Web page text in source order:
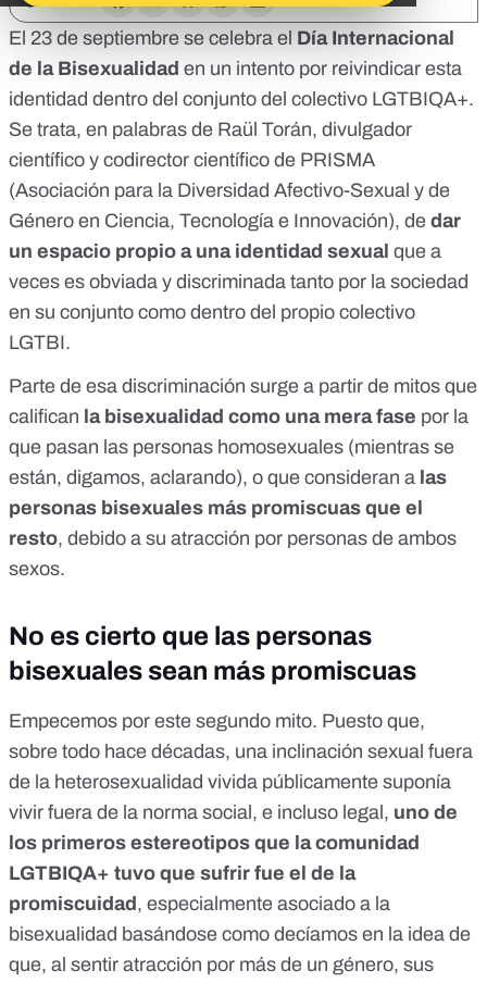
El 23 de septiembre se celebra el Día Internacional
de la Bisexualidad en un intento por reivindicar esta
identidad dentro del conjunto del colectivo LGTBIQA+.
Se trata, en palabras de Raül Torán, divulgador
científico y codirector científico de PRISMA
(Asociación para la Diversidad Afectivo-Sexual y de
Género en Ciencia, Tecnología e Innovación), de dar
un espacio propio a una identidad sexual que a
veces es obviada y discriminada tanto por la sociedad
en su conjunto como dentro del propio colectivo
LGTBI.
Parte de esa discriminación surge a partir de mitos que
califican la bisexualidad como una mera fase por la
que pasan las personas homosexuales (mientras se
están, digamos, aclarando), o que consideran a las
personas bisexuales más promiscuas que el
resto, debido a su atracción por personas de ambos
sexos.
No es cierto que las personas
bisexuales sean más promiscuas
Empecemos por este segundo mito. Puesto que,
sobre todo hace décadas, una inclinación sexual fuera
de la heterosexualidad vivida públicamente suponía
vivir fuera de la norma social, e incluso legal, uno de
los primeros estereotipos que la comunidad
LGTBIQA+ tuvo que sufrir fue el de la
promiscuidad , especialmente asociado a la
bisexualidad basándose como decíamos en la idea de
que, al sentir atracción por más de un género, sus